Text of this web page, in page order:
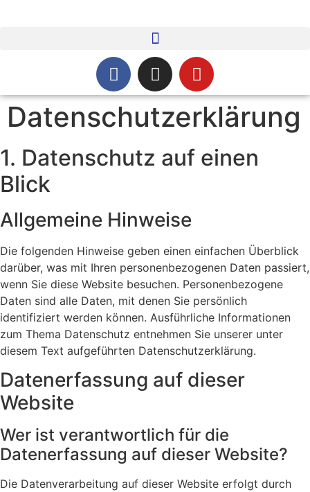
Datenschutzerklärung
1. Datenschutz auf einen
Blick
Allgemeine Hinweise
Die folgenden Hinweise geben einen einfachen Überblick
darüber, was mit Ihren personenbezogenen Daten passiert,
wenn Sie diese Website besuchen. Personenbezogene
Daten sind alle Daten, mit denen Sie persönlich
identifiziert werden können. Ausführliche Informationen
zum Thema Datenschutz entnehmen Sie unserer unter
diesem Text aufgeführten Datenschutzerklärung.
Datenerfassung auf dieser
Website
Wer ist verantwortlich für die
Datenerfassung auf dieser Website?
Die Datenverarbeitung auf dieser Website erfolgt durch